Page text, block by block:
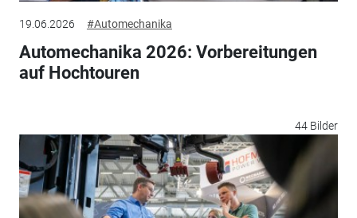
19.06.2026 #Automechanika
Automechanika 2026: Vorbereitungen
auf Hochtouren
44 Bilder